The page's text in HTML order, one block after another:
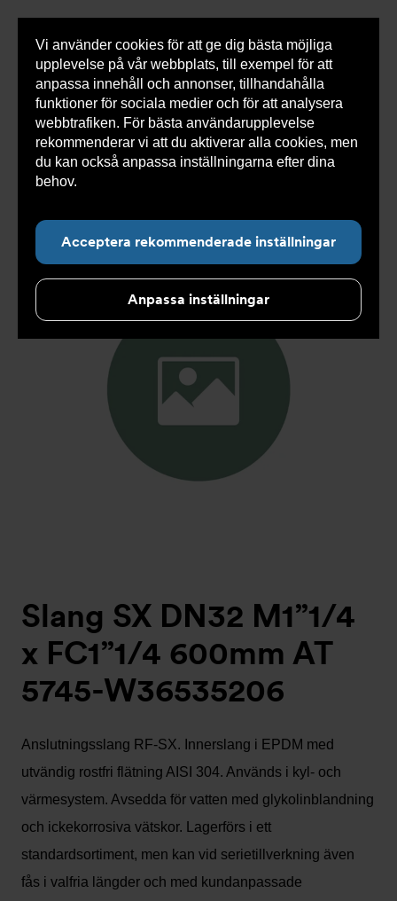
Vi använder cookies för att ge dig bästa möjliga
upplevelse på vår webbplats, till exempel för att
anpassa innehåll och annonser, tillhandahålla
funktioner för sociala medier och för att analysera
webbtrafiken. För bästa användarupplevelse
rekommenderar vi att du aktiverar alla cookies, men
du kan också anpassa inställningarna efter dina
behov.
Acceptera rekommenderade inställningar
Anpassa inställningar
0 varorSnabborder
Du
här:
Armatec > Produkter > Kyla > Slang >
Slang
> Slang SX AT 5745- >
Slang SX DN32 M1”1/4 x
FC1”1/4 600mm AT 5745-W36535206
Slang SX DN32 M1”1/4
x FC1”1/4 600mm AT
5745-W36535206
Anslutningsslang RF-SX. Innerslang i EPDM med
utvändig rostfri flätning AISI 304. Används i kyl- och
värmesystem. Avsedda för vatten med glykolinblandning
och ickekorrosiva vätskor. Lagerförs i ett
standardsortiment, men kan vid serietillverkning även
fås i valfria längder och med kundanpassade